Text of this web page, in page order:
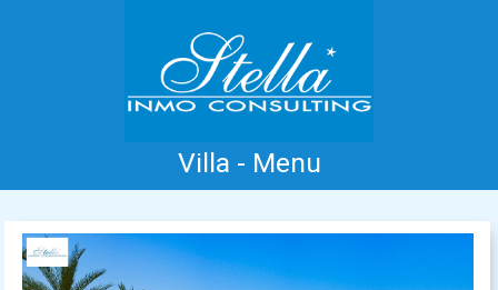
Villa - Menu
Accueil Costa Blanca Vente Location
Nouvelle Construction